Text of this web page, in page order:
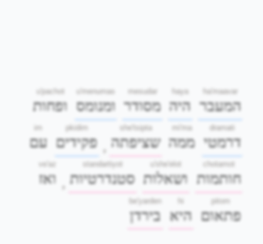
ha'maavar
המעבר
haya
היה
mesudar
מסודר
u'menumas
ומנומס
u'pachot
ופחות
dramati
דרמטי
mi'ma
ממה
she'tsipta
שציפתה ,
pkidim
פקידים
im
עם
chotamot
חותמות
u'she'elot
ושאלות
standartiyot
סטנדרטיות ,
ve'az
ואז
pitom
פתאום
hi
היא
be'yarden
בירדן